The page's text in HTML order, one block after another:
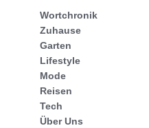
Wortchronik
Zuhause
Garten
Lifestyle
Mode
Reisen
Tech
Über Uns